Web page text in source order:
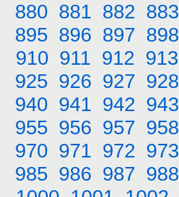
880 881 882 883
895 896 897 898
910 911 912 913
925 926 927 928
940 941 942 943
955 956 957 958
970 971 972 973
985 986 987 988